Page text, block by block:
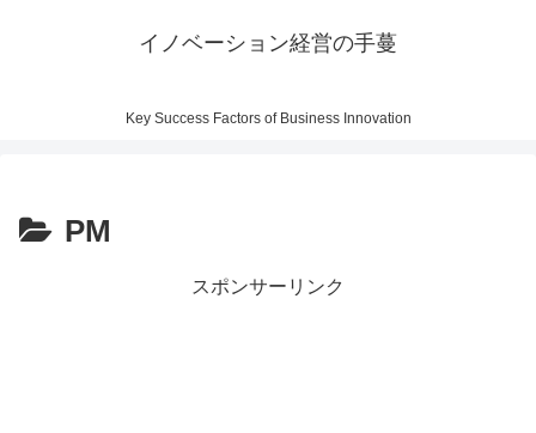
イノベーション経営の手蔓
Key Success Factors of Business Innovation
PM
スポンサーリンク